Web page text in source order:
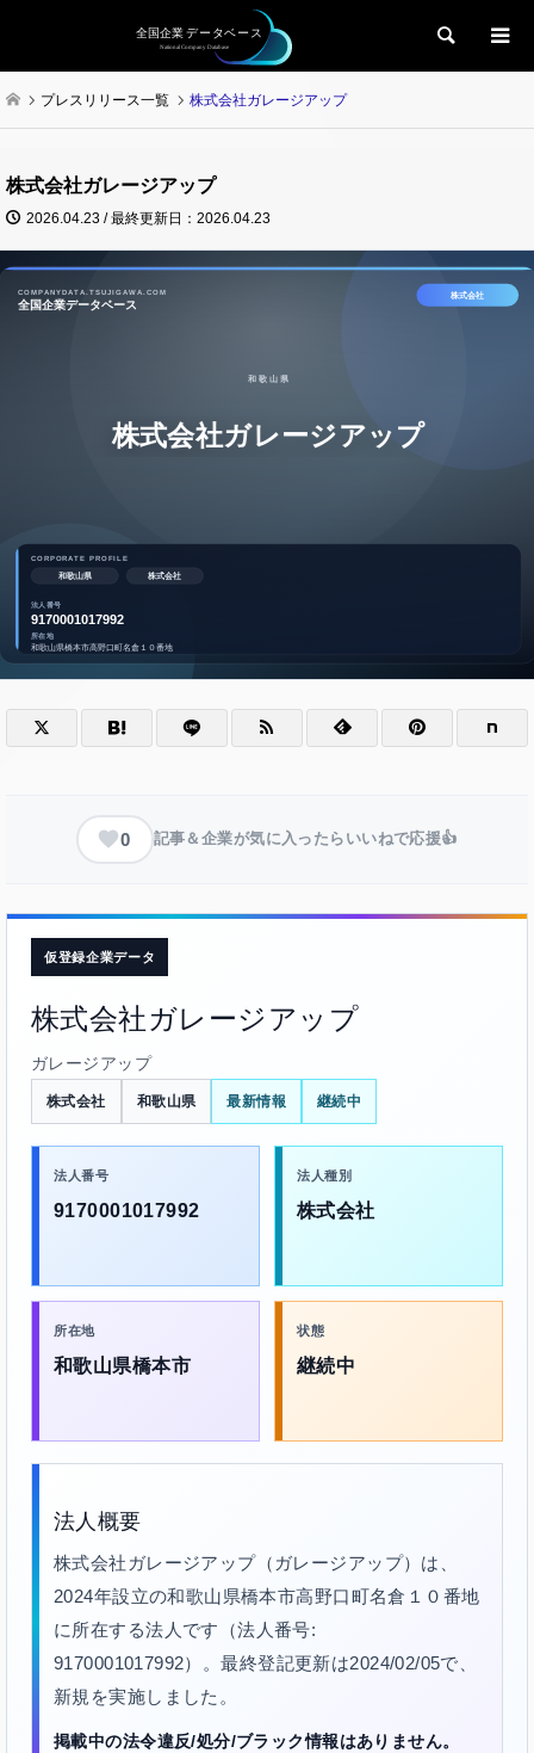
検索
プレスリリース一覧 株式会社ガレージアップ
株式会社ガレージアップ
2026.04.23 / 最終更新日：2026.04.23
0 記事＆企業が気に入ったらいいねで応援👍
仮登録企業データ
株式会社ガレージアップ
ガレージアップ
株式会社 和歌山県 最新情報 継続中
法人番号
9170001017992
法人種別
株式会社
所在地
和歌山県橋本市
状態
継続中
法人概要
株式会社ガレージアップ（ガレージアップ）は、
2024年設立の和歌山県橋本市高野口町名倉１０番地
に所在する法人です（法人番号:
9170001017992）。最終登記更新は2024/02/05で、
新規を実施しました。
掲載中の法令違反/処分/ブラック情報はありません。